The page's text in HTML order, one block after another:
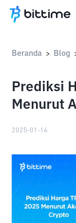
Beranda > Blog
Prediksi
Menurut
2025-01-14